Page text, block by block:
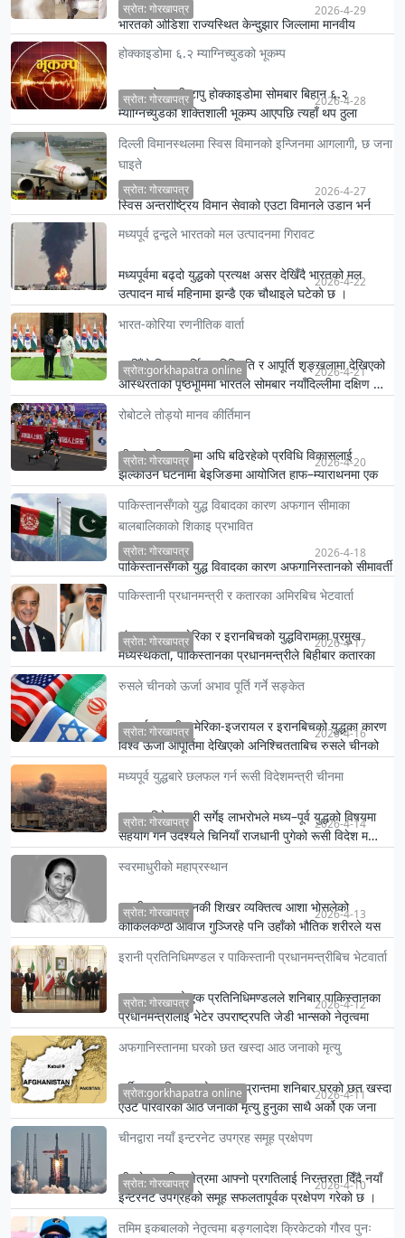
भारतको ओडिशा राज्यस्थित केन्दुझार जिल्लामा मानवीय
संवेदनालाई नै स्तब्ध बनाउने एउटा घटना सार्वजनिक भएको छ ।
स्रोत: गोरखापत्र 2026-4-29
होक्काइडोमा ६.२ म्याग्निच्युडको भूकम्प
जापानको उत्तरी टापु होक्काइडोमा सोमबार बिहान ६.२
म्याग्निच्युडको शक्तिशाली भूकम्प आएपछि त्यहाँ थप ठुला
स्रोत: गोरखापत्र 2026-4-28
दिल्ली विमानस्थलमा स्विस विमानको इन्जिनमा आगलागी, छ जना
घाइते
स्विस अन्तर्राष्ट्रिय विमान सेवाको एउटा विमानले उडान भर्न
लाग्दा इन्जिनमा आगलागी भएपछि उडान स्थगित गरिएको छ ।
स्रोत: गोरखापत्र 2026-4-27
मध्यपूर्व द्वन्द्वले भारतको मल उत्पादनमा गिरावट
मध्यपूर्वमा बढ्दो युद्धको प्रत्यक्ष असर देखिँदै भारतको मल
उत्पादन मार्च महिनामा झन्डै एक चौथाइले घटेको छ ।
2026-4-22
भारत-कोरिया रणनीतिक वार्ता
बदलिँदो विश्व आर्थिक परिस्थिति र आपूर्ति शृङ्खलामा देखिएको
अस्थिरताको पृष्ठभूमिमा भारतले सोमबार नयाँदिल्लीमा दक्षिण …
स्रोत:gorkhapatra online 2026-4-21
रोबोटले तोड्यो मानव कीर्तिमान
चीनको तीव्र गतिमा अघि बढिरहेको प्रविधि विकासलाई
झल्काउने घटनामा बेइजिङमा आयोजित हाफ–म्याराथनमा एक
स्रोत: गोरखापत्र 2026-4-20
पाकिस्तानसँगको युद्ध विबादका कारण अफगान सीमाका
बालबालिकाको शिकाइ प्रभावित
पाकिस्तानसँगको युद्ध विवादका कारण अफगानिस्तानको सीमावर्ती
गाउँ बारिकोटमा विद्यालय स्तरका कुनै बालबालिका नभएको र
युद्ध…
स्रोत: गोरखापत्र 2026-4-18
पाकिस्तानी प्रधानमन्त्री र कतारका अमिरबिच भेटवार्ता
संयुक्त राज्य अमेरिका र इरानबिचको युद्धविरामका प्रमुख
मध्यस्थकर्ता, पाकिस्तानका प्रधानमन्त्रीले बिहीबार कतारका
स्रोत: गोरखापत्र 2026-4-17
रुसले चीनको ऊर्जा अभाव पूर्ति गर्ने सङ्केत
मध्यपूर्वमा जारी अमेरिका-इजरायल र इरानबिचको युद्धका कारण
विश्व ऊर्जा आपूर्तिमा देखिएको अनिश्चितताबिच रुसले चीनको
स्रोत: गोरखापत्र 2026-4-16
मध्यपूर्व युद्धबारे छलफल गर्न रूसी विदेशमन्त्री चीनमा
रूसका विदेशमन्त्री सर्गेइ लाभरोभले मध्य–पूर्व युद्धको विषयमा
सहयोग गर्ने उदेश्यले चिनियाँ राजधानी पुगेको रूसी विदेश म…
स्रोत: गोरखापत्र 2026-4-14
स्वरमाधुरीको महाप्रस्थान
भारतीय पाश्र्वगायनकी शिखर व्यक्तित्व आशा भोसलेको
कोकिलकण्ठी आवाज गुञ्जिरहे पनि उहाँको भौतिक शरीरले यस
स्रोत: गोरखापत्र 2026-4-13
इरानी प्रतिनिधिमण्डल र पाकिस्तानी प्रधानमन्त्रीबिच भेटवार्ता
इरान सरकारको एक प्रतिनिधिमण्डलले शनिबार पाकिस्तानका
प्रधानमन्त्रीलाई भेटेर उपराष्ट्रपति जेडी भान्सको नेतृत्वमा
स्रोत: गोरखापत्र 2026-4-12
अफगानिस्तानमा घरको छत खस्दा आठ जनाको मृत्यु
पूर्वी अफगानिस्तानको परवान प्रान्तमा शनिबार घरको छत खस्दा
एउटै परिवारका आठ जनाको मृत्यु हुनुका साथै अर्को एक जना
स्रोत:gorkhapatra online 2026-4-11
चीनद्वारा नयाँ इन्टरनेट उपग्रह समूह प्रक्षेपण
चीनले अन्तरिक्ष क्षेत्रमा आफ्नो प्रगतिलाई निरन्तरता दिँदै नयाँ
इन्टरनेट उपग्रहको समूह सफलतापूर्वक प्रक्षेपण गरेको छ ।
स्रोत: गोरखापत्र 2026-4-10
तमिम इकबालको नेतृत्वमा बङ्गलादेश क्रिकेटको गौरव पुनः